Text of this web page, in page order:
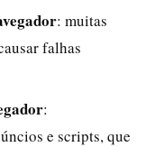
: muitas
falhas
:
e scripts, que